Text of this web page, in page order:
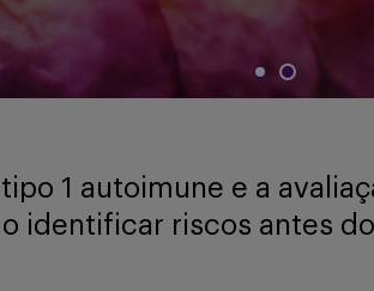
1 autoimune e a
identificar riscos antes